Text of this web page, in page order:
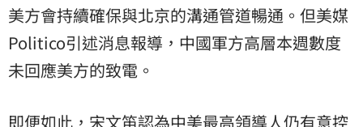
美方會持續確保與北京的溝通管道暢通。但美媒
Politico引述消息報導，中國軍方高層本週數度
未回應美方的致電。
即便如此，宋文笛認為中美最高領導人仍有意控